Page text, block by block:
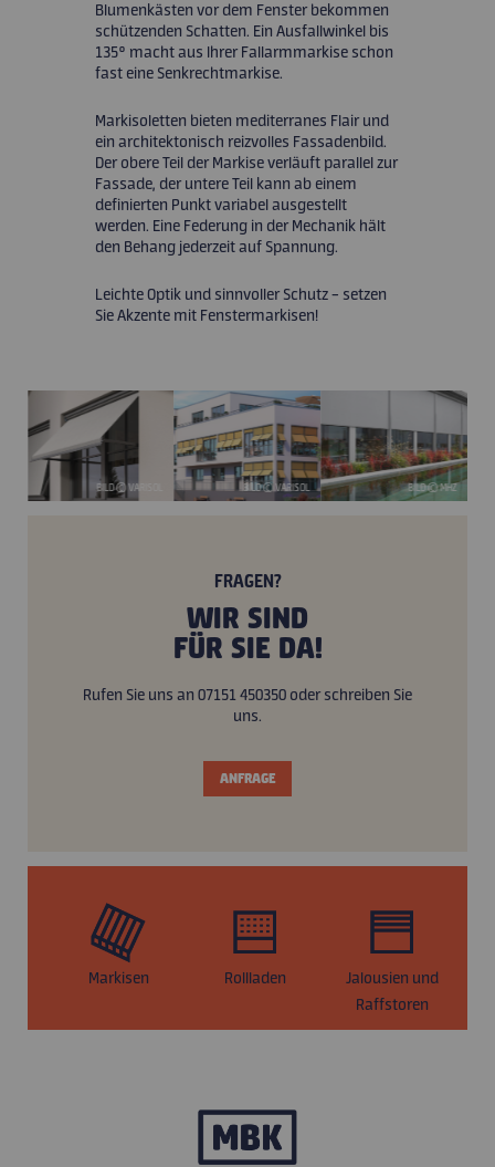
Blumenkästen vor dem Fenster bekommen
schützenden Schatten. Ein Ausfallwinkel bis
135° macht aus Ihrer Fallarmmarkise schon
fast eine Senkrechtmarkise.
Markisoletten bieten mediterranes Flair und
ein architektonisch reizvolles Fassadenbild.
Der obere Teil der Markise verläuft parallel zur
Fassade, der untere Teil kann ab einem
definierten Punkt variabel ausgestellt
werden. Eine Federung in der Mechanik hält
den Behang jederzeit auf Spannung.
Leichte Optik und sinnvoller Schutz – setzen
Sie Akzente mit Fenstermarkisen!
BILD © VARISOL BILD © VARISOL BILD © MHZ
FRAGEN?
WIR SIND
FÜR SIE DA!
Rufen Sie uns an 07151 450350 oder schreiben Sie
uns.
ANFRAGE
Markisen Rollladen
Jalousien und
Raffstoren